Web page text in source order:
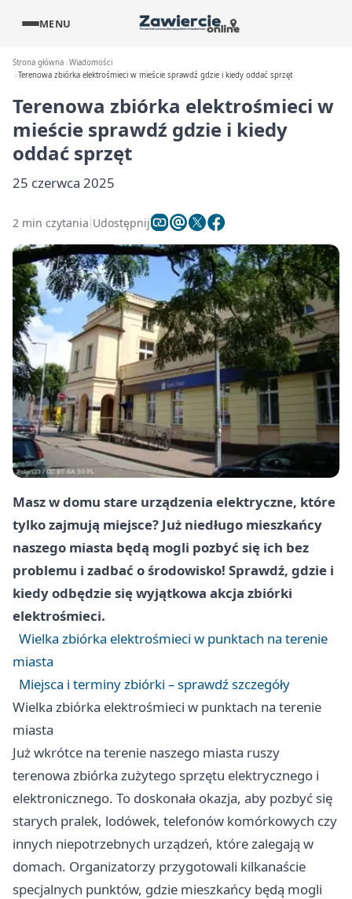
MENU
Strona główna Wiadomości
Terenowa zbiórka elektrośmieci w mieście sprawdź gdzie i kiedy oddać sprzęt
Terenowa zbiórka elektrośmieci w
mieście sprawdź gdzie i kiedy
oddać sprzęt
25 czerwca 2025
2 min czytania Udostępnij
Masz w domu stare urządzenia elektryczne, które
tylko zajmują miejsce? Już niedługo mieszkańcy
naszego miasta będą mogli pozbyć się ich bez
problemu i zadbać o środowisko! Sprawdź, gdzie i
kiedy odbędzie się wyjątkowa akcja zbiórki
elektrośmieci.
Wielka zbiórka elektrośmieci w punktach na terenie
miasta
Miejsca i terminy zbiórki – sprawdź szczegóły
Wielka zbiórka elektrośmieci w punktach na terenie
miasta
Już wkrótce na terenie naszego miasta ruszy
terenowa zbiórka zużytego sprzętu elektrycznego i
elektronicznego. To doskonała okazja, aby pozbyć się
starych pralek, lodówek, telefonów komórkowych czy
innych niepotrzebnych urządzeń, które zalegają w
domach. Organizatorzy przygotowali kilkanaście
specjalnych punktów, gdzie mieszkańcy będą mogli